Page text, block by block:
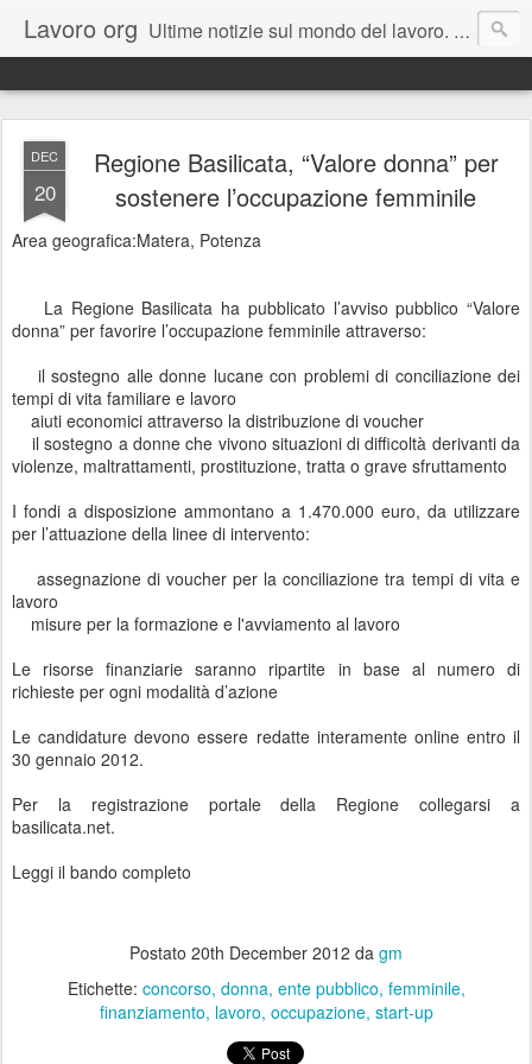
Lavoro org Ultime notizie sul mondo del lavoro. Un canale informativo dedicato ai giovani e a tutti coloro che sono in cerca di un lavoro. Il blog rappresenta una estensione del portale dedicato www.lavoro.org , su cui e' possibile trovare e candidarsi a migliaia di offerte pubblicate ogni giorno in Italia.
DEC
20
Regione Basilicata, “Valore donna” per
sostenere l’occupazione femminile
Area geografica:Matera, Potenza
La Regione Basilicata ha pubblicato l’avviso pubblico “Valore
donna” per favorire l’occupazione femminile attraverso:
il sostegno alle donne lucane con problemi di conciliazione dei
tempi di vita familiare e lavoro
aiuti economici attraverso la distribuzione di voucher
il sostegno a donne che vivono situazioni di difficoltà derivanti da
violenze, maltrattamenti, prostituzione, tratta o grave sfruttamento
I fondi a disposizione ammontano a 1.470.000 euro, da utilizzare
per l’attuazione della linee di intervento:
assegnazione di voucher per la conciliazione tra tempi di vita e
lavoro
misure per la formazione e l'avviamento al lavoro
Le risorse finanziarie saranno ripartite in base al numero di
richieste per ogni modalità d’azione
Le candidature devono essere redatte interamente online entro il
30 gennaio 2012.
Per la registrazione portale della Regione collegarsi a
basilicata.net.
Leggi il bando completo
Postato 20th December 2012 da gm
Etichette: concorso donna ente pubblico femminile
finanziamento lavoro occupazione start-up